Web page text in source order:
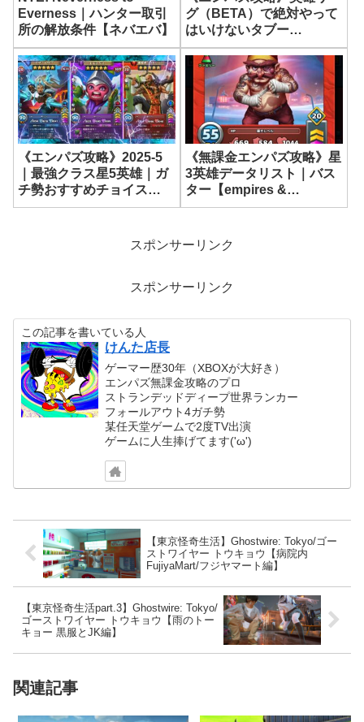
Everness｜ハンター取引
所の解放条件【ネバエバ】
グ（BETA）で絶対やって
はいけないタブー
【empires & puzzles】
《エンパズ攻略》2025-5
｜最強クラス星5英雄｜ガ
チ勢おすすめチョイス
【empires & puzzles】
《無課金エンパズ攻略》星
3英雄データリスト｜バス
ター【empires &
puzzles】
スポンサーリンク
スポンサーリンク
この記事を書いている人
けんた店長
ゲーマー歴30年（XBOXが大好き）
エンパズ無課金攻略のプロ
ストランデッドディープ世界ランカー
フォールアウト4ガチ勢
某任天堂ゲームで2度TV出演
ゲームに人生捧げてます('ω')
【東京怪奇生活】Ghostwire: Tokyo/ゴー
ストワイヤー トウキョウ【病院内
FujiyaMart/フジヤマート編】
【東京怪奇生活part.3】Ghostwire: Tokyo/
ゴーストワイヤー トウキョウ【雨のトー
キョー 黒服とJK編】
関連記事